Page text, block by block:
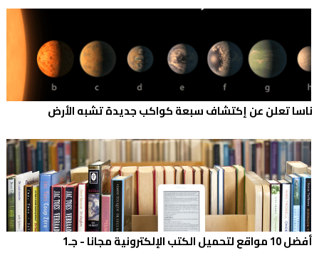
ناسا تعلن عن إكتشاف سبعة كواكب جديدة تشبه الأرض
أفضل 10 مواقع لتحميل الكتب الإلكترونية مجانا - جـ1